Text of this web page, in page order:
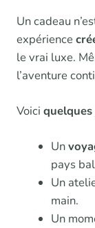
Un cadeau
expérience
le vrai luxe.
l’aventure
Voici
Un
pays
Un
main.
Un